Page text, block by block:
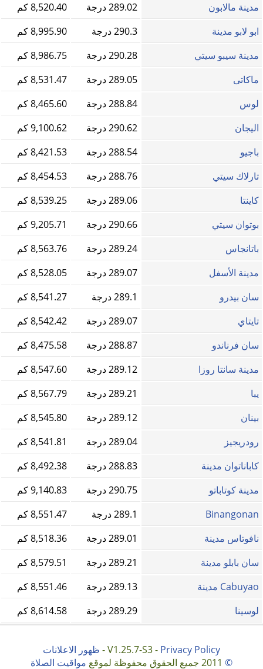
مدينة مالابون
289.02 درجة
8,520.40 كم
ابو لابو مدينة
290.3 درجة
8,995.90 كم
مدينة سيبو سيتي
290.28 درجة
8,986.75 كم
ماكاتى
289.05 درجة
8,531.47 كم
لوس
288.84 درجة
8,465.60 كم
اليجان
290.62 درجة
9,100.62 كم
باجيو
288.54 درجة
8,421.53 كم
تارلاك سيتي
288.76 درجة
8,454.53 كم
كاينتا
289.06 درجة
8,539.25 كم
بوتوان سيتي
290.66 درجة
9,205.71 كم
باتانجاس
289.24 درجة
8,563.76 كم
مدينة الأسفل
289.07 درجة
8,528.05 كم
سان بيدرو
289.1 درجة
8,541.27 كم
تايتاي
289.07 درجة
8,542.42 كم
سان فرناندو
288.87 درجة
8,475.58 كم
مدينة سانتا روزا
289.12 درجة
8,547.60 كم
يبا
289.21 درجة
8,567.79 كم
بينان
289.12 درجة
8,545.80 كم
رودريجيز
289.04 درجة
8,541.81 كم
كاباناتوان مدينة
288.83 درجة
8,492.38 كم
مدينة كوتاباتو
290.75 درجة
9,140.83 كم
Binangonan
289.1 درجة
8,551.47 كم
نافوتاس مدينة
289.01 درجة
8,518.36 كم
سان بابلو مدينة
289.21 درجة
8,579.51 كم
Cabuyao مدينة
289.13 درجة
8,551.46 كم
لوسينا
289.29 درجة 8,614.58 كم
V1.25.7-S3 - Privacy Policy
- ظهور الاعلانات
©
مواقيت الصلاة